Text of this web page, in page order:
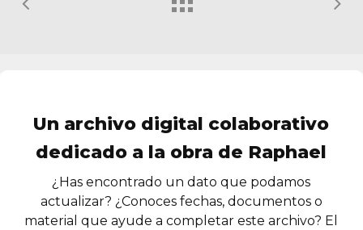
Un archivo digital colaborativo
dedicado a la obra de Raphael
¿Has encontrado un dato que podamos
actualizar? ¿Conoces fechas, documentos o
material que ayude a completar este archivo? El